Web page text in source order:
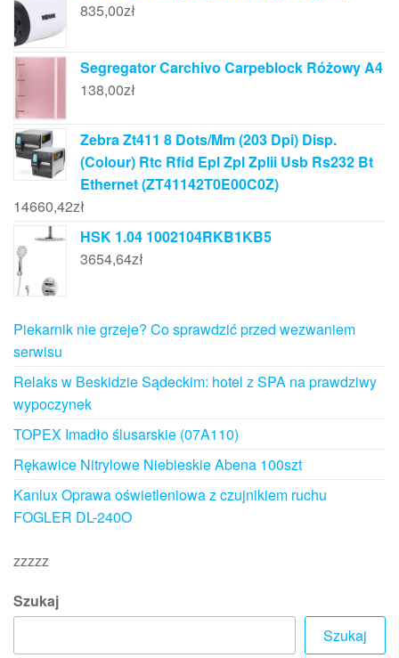
835,00zł
Segregator Carchivo Carpeblock Różowy A4
138,00zł
Zebra Zt411 8 Dots/Mm (203 Dpi) Disp.
(Colour) Rtc Rfid Epl Zpl Zplii Usb Rs232 Bt
Ethernet (ZT41142T0E00C0Z)
14660,42zł
HSK 1.04 1002104RKB1KB5
3654,64zł
Piekarnik nie grzeje? Co sprawdzić przed wezwaniem
serwisu
Relaks w Beskidzie Sądeckim: hotel z SPA na prawdziwy
wypoczynek
TOPEX Imadło ślusarskie (07A110)
Rękawice Nitrylowe Niebieskie Abena 100szt
Kanlux Oprawa oświetleniowa z czujnikiem ruchu
FOGLER DL-240O
zzzzz
Szukaj
Szukaj